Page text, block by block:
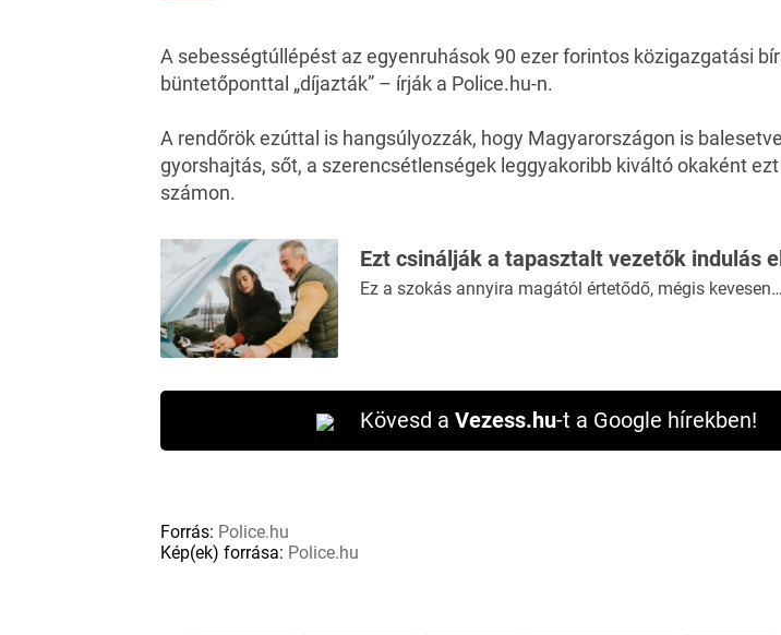
A sebességtúllépést az egyenruhások 90 ezer forintos közigazgatási
büntetőponttal „díjazták” – írják a Police.hu-n.
A rendőrök ezúttal is hangsúlyozzák, hogy Magyarországon is
gyorshajtás, sőt, a szerencsétlenségek leggyakoribb kiváltó okaként
számon.
Ezt csinálják a tapasztalt vezetők indulás
Ez a szokás annyira magától értetődő, mégis kevesen…
Kövesd a Vezess.hu-t a Google hírekben!
Forrás: Police.hu
Kép(ek) forrása: Police.hu